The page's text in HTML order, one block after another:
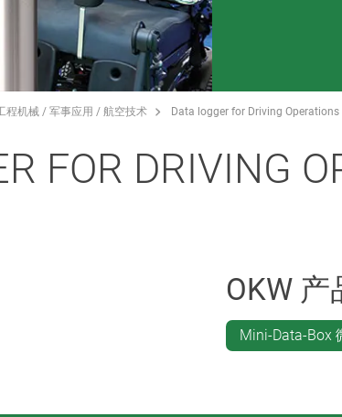
程机械 / 军事应用 / 航空技术 Data logger for Driving Operations
FOR DRIVING
OKW 产
Mini-Data-Box